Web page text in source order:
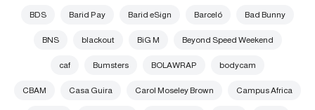
Bad Bunny
Barceló
Barid eSign
Barid Pay
BDS
Beyond Speed Weekend
BiG M
blackout
BNS
bodycam
BOLAWRAP
Bumsters
caf
Campus Africa
Carol Moseley Brown
Casa Guira
CBAM